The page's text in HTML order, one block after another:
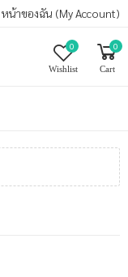
หน้าของฉัน (My Account)
0
Wishlist
0
Cart